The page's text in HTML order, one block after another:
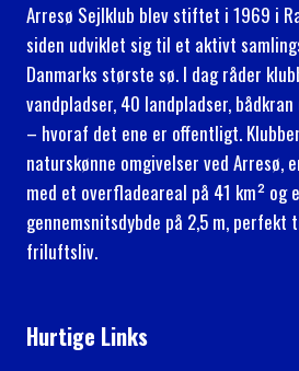
Arresø Sejlklub blev stiftet i 1969 i
siden udviklet sig til et aktivt
Danmarks største sø. I dag råder
vandpladser, 40 landpladser,
– hvoraf det ene er offentligt.
naturskønne omgivelser ved Arresø,
med et overfladeareal på 41 km² og
gennemsnitsdybde på 2,5 m, perfekt
friluftsliv.
Hurtige Links